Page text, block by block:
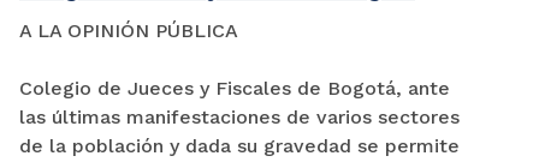
A LA OPINIÓN PÚBLICA
Colegio de Jueces y Fiscales de Bogotá, ante
las últimas manifestaciones de varios sectores
de la población y dada su gravedad se permite